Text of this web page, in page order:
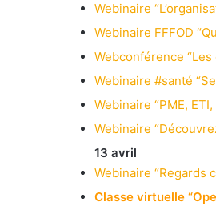
Webinaire
Webinaire FFFOD
Webconférence
Webinaire #santé
Webinaire “PME,
Webinaire
13 avril
Webinaire “Regards
Classe virtuelle